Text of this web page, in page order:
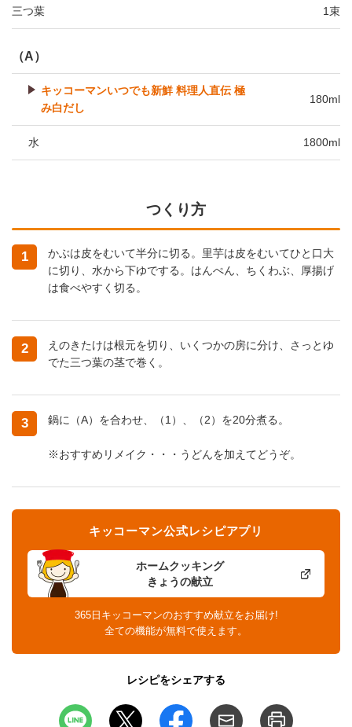
三つ葉 1束
（A）
キッコーマンいつでも新鮮 料理人直伝 極
み白だし
180ml
水 1800ml
つくり方
1
かぶは皮をむいて半分に切る。里芋は皮をむいてひと口大
に切り、水から下ゆでする。はんぺん、ちくわぶ、厚揚げ
は食べやすく切る。
2
えのきたけは根元を切り、いくつかの房に分け、さっとゆ
でた三つ葉の茎で巻く。
3 鍋に（A）を合わせ、（1）、（2）を20分煮る。
※おすすめリメイク・・・うどんを加えてどうぞ。
ホームクッキング
きょうの献立
キッコーマン公式レシピアプリ
365日キッコーマンのおすすめ献立をお届け!
全ての機能が無料で使えます。
レシピをシェアする